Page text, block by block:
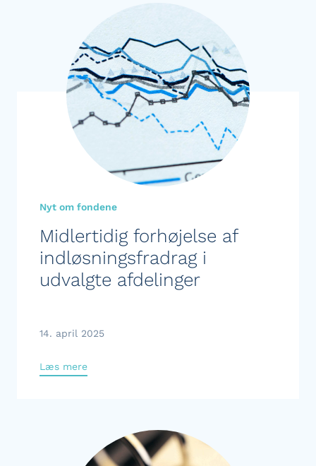
Nyt om fondene
Midlertidig forhøjelse af
indløsningsfradrag i
udvalgte afdelinger
14. april 2025
Læs mere